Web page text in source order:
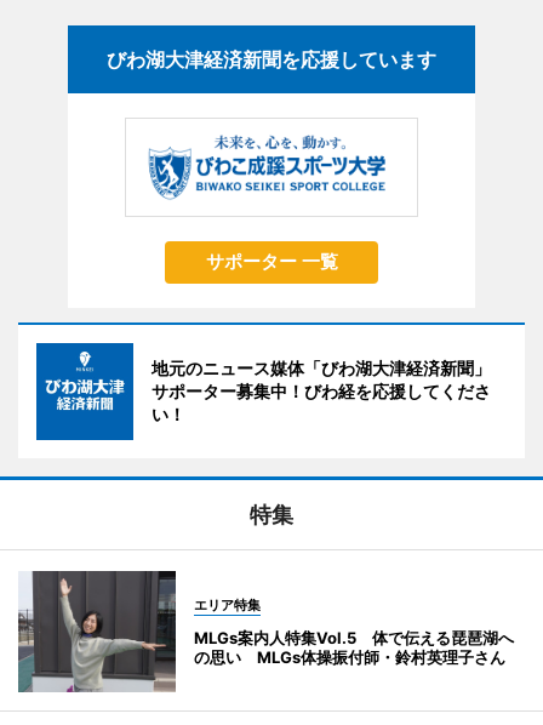
びわ湖大津経済新聞を応援しています
サポーター 一覧
地元のニュース媒体「びわ湖大津経済新聞」
サポーター募集中！びわ経を応援してくださ
い！
特集
エリア特集
MLGs案内人特集Vol.5 体で伝える琵琶湖へ
の思い MLGs体操振付師・鈴村英理子さん